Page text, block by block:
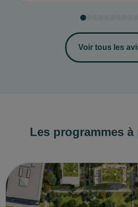
Voir tous les
Les programmes